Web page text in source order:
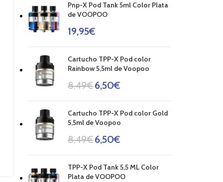
Pnp-X Pod Tank 5ml Color Plata
de VOOPOO
19,95€
Cartucho TPP-X Pod color
Rainbow 5,5ml de Voopoo
8,49€6,50€
Cartucho TPP-X Pod color Gold
5,5ml de Voopoo
8,49€6,50€
TPP-X Pod Tank 5,5 ML Color
Plata de VOOPOO